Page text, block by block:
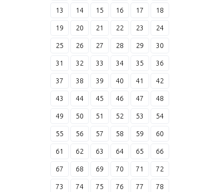
13 14 15 16 17 18
19 20 21 22 23 24
25 26 27 28 29 30
31 32 33 34 35 36
37 38 39 40 41 42
43 44 45 46 47 48
49 50 51 52 53 54
55 56 57 58 59 60
61 62 63 64 65 66
67 68 69 70 71 72
73 74 75 76 77 78